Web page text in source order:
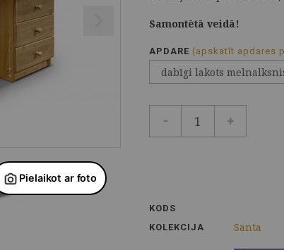
Samontētā veidā!
APDARE (apskatīt apdares
- +
KODS
KOLEKCIJA
Santa